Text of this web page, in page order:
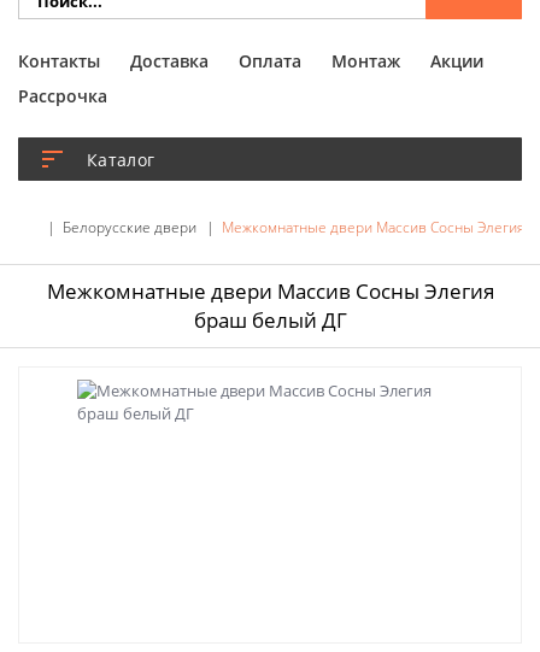
Каталог
Контакты Доставка Оплата Монтаж
Акции
Рассрочка
Белорусские двери Межкомнатные двери Массив Сосны Элегия
Межкомнатные двери Массив Сосны Элегия
браш белый ДГ